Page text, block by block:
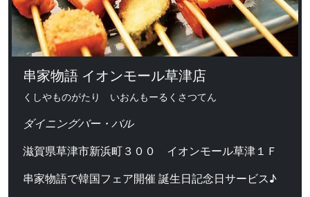
串家物語 イオンモール草津店
くしやものがたり いおんもーるくさつてん
ダイニングバー・バル
滋賀県草津市新浜町３００ イオンモール草津１Ｆ
串家物語で韓国フェア開催 誕生日記念日サービス♪